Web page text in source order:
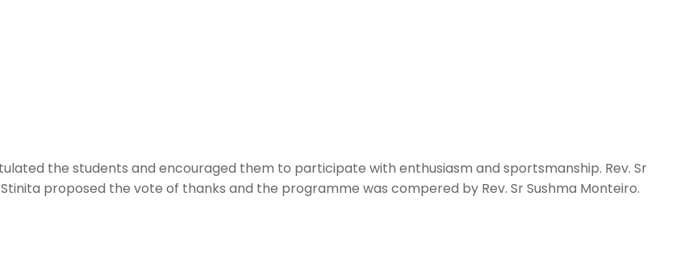
the students and encouraged them to participate with enthusiasm and sportsmanship. Rev. Sr
proposed the vote of thanks and the programme was compered by Rev. Sr Sushma Monteiro.